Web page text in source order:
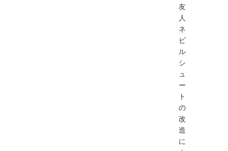
友
人
ネ
ビ
ル
シ
ュ
ー
ト
の
改
造
に